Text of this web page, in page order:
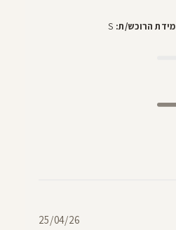
מידת הרוכש/ת: S
25/04/26